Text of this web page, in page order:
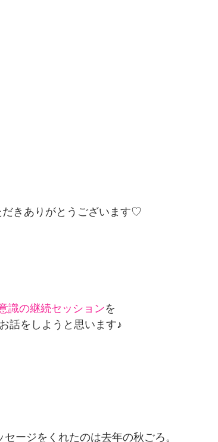
きありがとうございます♡
識の継続セッションを
話をしようと思います♪
ージをくれたのは去年の秋ごろ。